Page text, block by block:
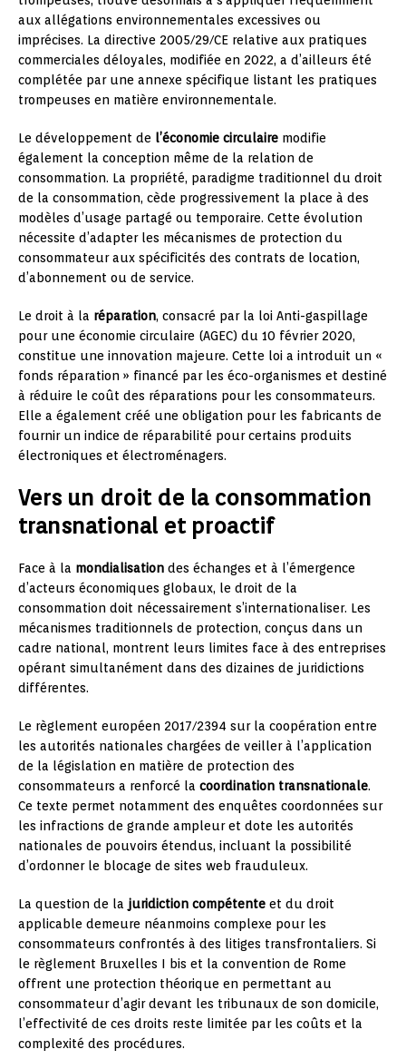
aux allégations environnementales excessives ou
imprécises. La directive 2005/29/CE relative aux pratiques
commerciales déloyales, modifiée en 2022, a d’ailleurs été
complétée par une annexe spécifique listant les pratiques
trompeuses en matière environnementale.
Le développement de l’économie circulaire modifie
également la conception même de la relation de
consommation. La propriété, paradigme traditionnel du droit
de la consommation, cède progressivement la place à des
modèles d’usage partagé ou temporaire. Cette évolution
nécessite d’adapter les mécanismes de protection du
consommateur aux spécificités des contrats de location,
d’abonnement ou de service.
Le droit à la réparation, consacré par la loi Anti-gaspillage
pour une économie circulaire (AGEC) du 10 février 2020,
constitue une innovation majeure. Cette loi a introduit un «
fonds réparation » financé par les éco-organismes et destiné
à réduire le coût des réparations pour les consommateurs.
Elle a également créé une obligation pour les fabricants de
fournir un indice de réparabilité pour certains produits
électroniques et électroménagers.
Vers un droit de la consommation
transnational et proactif
Face à la mondialisation des échanges et à l’émergence
d’acteurs économiques globaux, le droit de la
consommation doit nécessairement s’internationaliser. Les
mécanismes traditionnels de protection, conçus dans un
cadre national, montrent leurs limites face à des entreprises
opérant simultanément dans des dizaines de juridictions
différentes.
Le règlement européen 2017/2394 sur la coopération entre
les autorités nationales chargées de veiller à l’application
de la législation en matière de protection des
consommateurs a renforcé la coordination transnationale.
Ce texte permet notamment des enquêtes coordonnées sur
les infractions de grande ampleur et dote les autorités
nationales de pouvoirs étendus, incluant la possibilité
d’ordonner le blocage de sites web frauduleux.
La question de la juridiction compétente et du droit
applicable demeure néanmoins complexe pour les
consommateurs confrontés à des litiges transfrontaliers. Si
le règlement Bruxelles I bis et la convention de Rome
offrent une protection théorique en permettant au
consommateur d’agir devant les tribunaux de son domicile,
l’effectivité de ces droits reste limitée par les coûts et la
complexité des procédures.